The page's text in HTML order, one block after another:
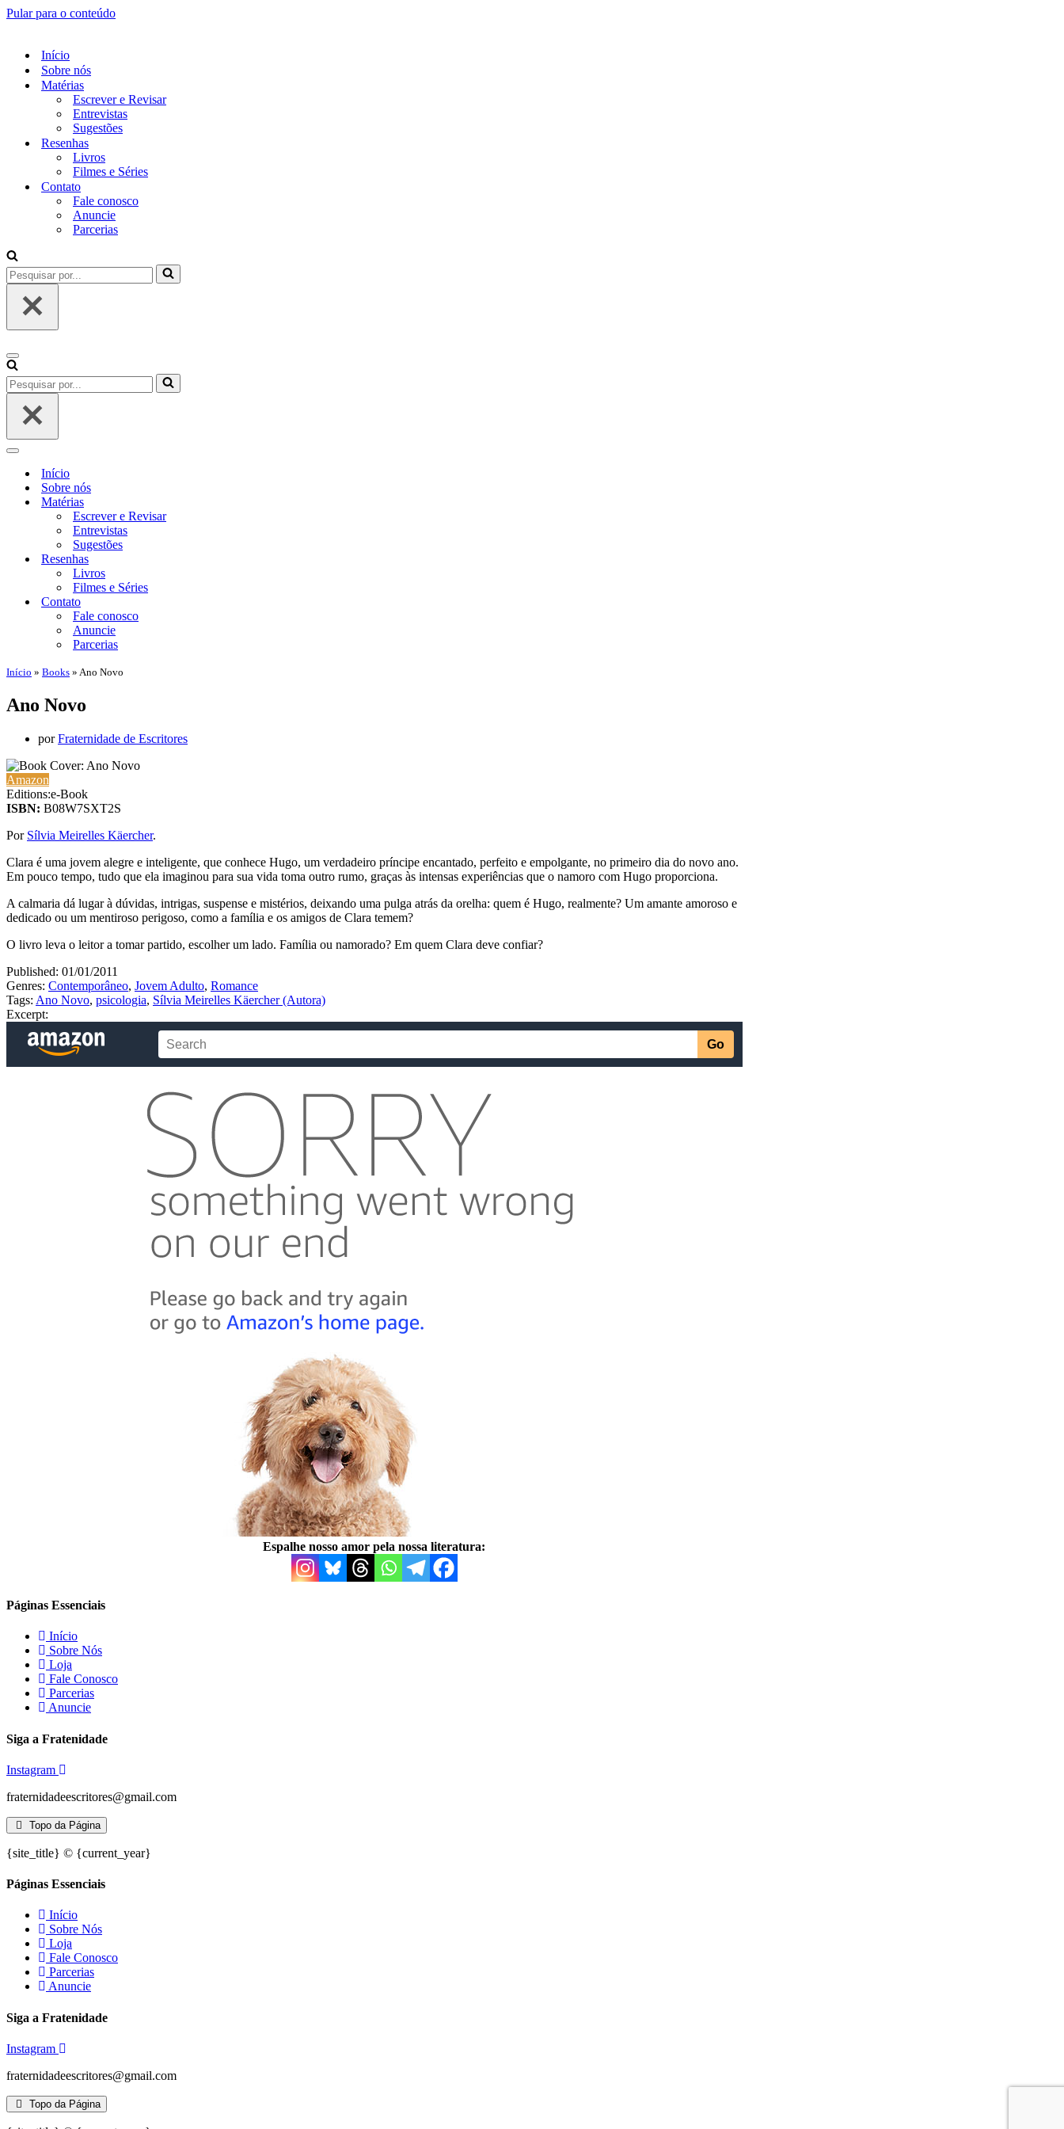
Pular para o conteúdo
Início
Sobre nós
Matérias
Escrever e Revisar
Entrevistas
Sugestões
Resenhas
Livros
Filmes e Séries
Contato
Fale conosco
Anuncie
Parcerias
Pesquisar
por...
Menu
de
navegação
Pesquisar
por...
Menu
navegação
Início
Sobre nós
Matérias
Escrever e Revisar
Entrevistas
Sugestões
Resenhas
Livros
Filmes e Séries
Contato
Fale conosco
Anuncie
Parcerias
Início » Books » Ano Novo
Ano Novo
porFraternidade de Escritores
Amazon
Editions:e-Book
ISBN: B08W7SXT2S
Por Sílvia Meirelles Käercher.
Clara é uma jovem alegre e inteligente, que conhece Hugo, um verdadeiro príncipe encantado, perfeito e empolgante, no primeiro dia do novo ano.
Em pouco tempo, tudo que ela imaginou para sua vida toma outro rumo, graças às intensas experiências que o namoro com Hugo proporciona.
A calmaria dá lugar à dúvidas, intrigas, suspense e mistérios, deixando uma pulga atrás da orelha: quem é Hugo, realmente? Um amante amoroso e
dedicado ou um mentiroso perigoso, como a família e os amigos de Clara temem?
O livro leva o leitor a tomar partido, escolher um lado. Família ou namorado? Em quem Clara deve confiar?
Published: 01/01/2011
Genres: Contemporâneo, Jovem Adulto, Romance
Tags: Ano Novo, psicologia, Sílvia Meirelles Käercher (Autora)
Excerpt:
Espalhe nosso amor pela nossa literatura:
Páginas Essenciais
Início
Sobre Nós
Loja
Fale Conosco
Parcerias
Anuncie
Siga a Fratenidade
Instagram
fraternidadeescritores@gmail.com
Topo da Página
{site_title} © {current_year}
Páginas Essenciais
Início
Sobre Nós
Loja
Fale Conosco
Parcerias
Anuncie
Siga a Fratenidade
Instagram
fraternidadeescritores@gmail.com
Topo da Página